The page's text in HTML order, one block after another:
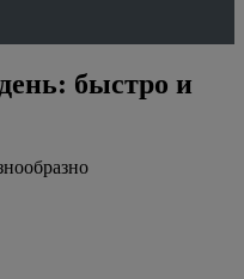
быстро и